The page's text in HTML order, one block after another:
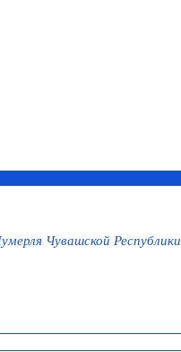
Чувашской Республики